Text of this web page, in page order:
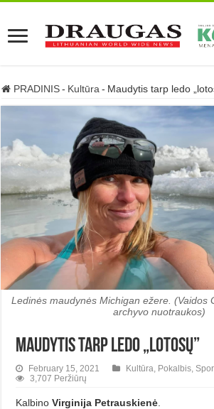
PRADINIS - Kultūra - Maudytis tarp ledo
Ledinės maudynės Michigan ežere. (Vaidos
archyvo nuotraukos)
Maudytis tarp ledo „lotosų”
February 15, 2021 Kultūra Pokalbis
3,707 Peržiūrų
KalbinoVirginija Petrauskienė